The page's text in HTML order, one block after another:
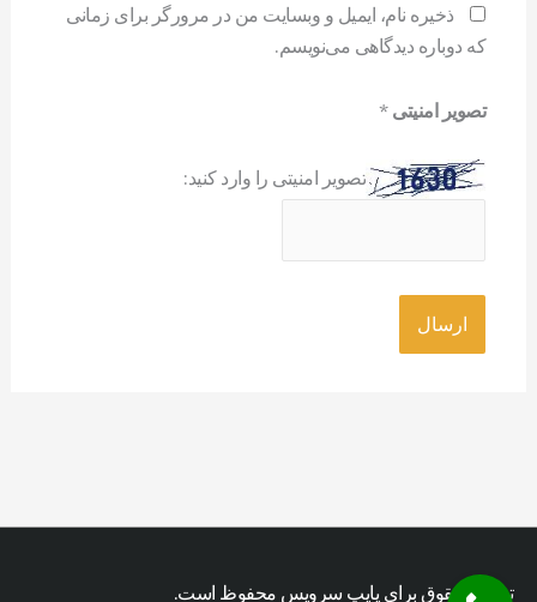
ذخیره نام، ایمیل و وبسایت من در مرورگر برای زمانی
که دوباره دیدگاهی می‌نویسم.
تصویر امنیتی*
تصویر امنیتی را وارد کنید:
تمامی حقوق برای پایپ سرویس محفوظ است.